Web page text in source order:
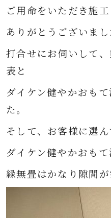
ご用命をいただき施工
ありがとうございまし
打合せにお伺いして
表と
ダイケン健やかおも
た。
そして、お客様に選
ダイケン健やかおもて
縁無畳はかなり隙間